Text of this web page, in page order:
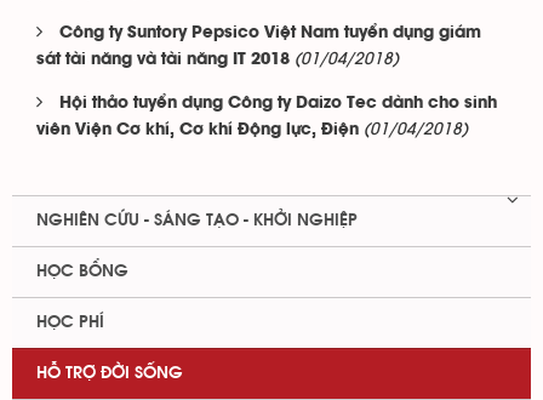
Công ty Suntory Pepsico Việt Nam tuyển dụng giám
sát tài năng và tài năng IT 2018 (01/04/2018)
Hội thảo tuyển dụng Công ty Daizo Tec dành cho sinh
viên Viện Cơ khí, Cơ khí Động lực, Điện (01/04/2018)
NGHIÊN CỨU - SÁNG TẠO - KHỞI NGHIỆP
HỌC BỔNG
HỌC PHÍ
HỖ TRỢ ĐỜI SỐNG